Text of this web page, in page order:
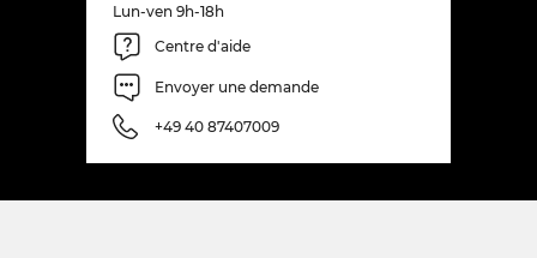
Lun-ven 9h-18h
Centre d'aide
Envoyer une demande
+49 40 87407009